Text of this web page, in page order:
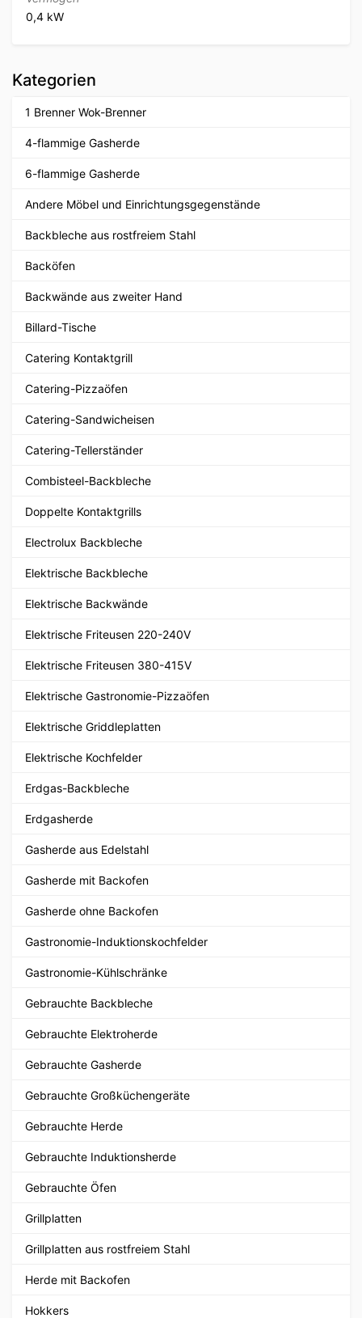
0,4 kW
Kategorien
1 Brenner Wok-Brenner
4-flammige Gasherde
6-flammige Gasherde
Andere Möbel und Einrichtungsgegenstände
Backbleche aus rostfreiem Stahl
Backöfen
Backwände aus zweiter Hand
Billard-Tische
Catering Kontaktgrill
Catering-Pizzaöfen
Catering-Sandwicheisen
Catering-Tellerständer
Combisteel-Backbleche
Doppelte Kontaktgrills
Electrolux Backbleche
Elektrische Backbleche
Elektrische Backwände
Elektrische Friteusen 220-240V
Elektrische Friteusen 380-415V
Elektrische Gastronomie-Pizzaöfen
Elektrische Griddleplatten
Elektrische Kochfelder
Erdgas-Backbleche
Erdgasherde
Gasherde aus Edelstahl
Gasherde mit Backofen
Gasherde ohne Backofen
Gastronomie-Induktionskochfelder
Gastronomie-Kühlschränke
Gebrauchte Backbleche
Gebrauchte Elektroherde
Gebrauchte Gasherde
Gebrauchte Großküchengeräte
Gebrauchte Herde
Gebrauchte Induktionsherde
Gebrauchte Öfen
Grillplatten
Grillplatten aus rostfreiem Stahl
Herde mit Backofen
Hokkers